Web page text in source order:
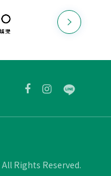
All Rights Reserved.